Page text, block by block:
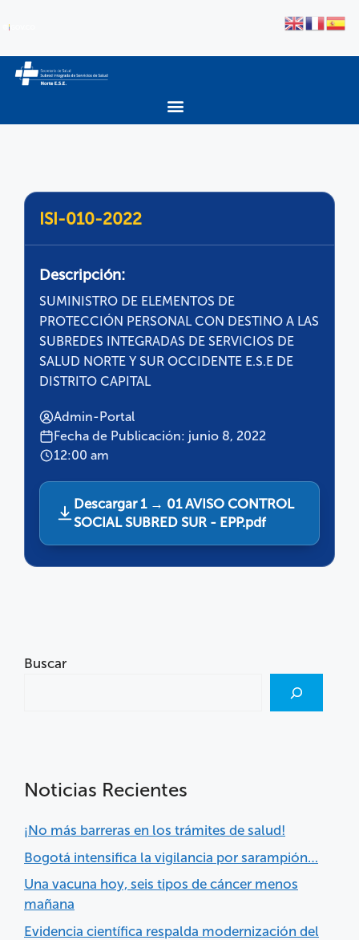
ISI-010-2022
Descripción:
SUMINISTRO DE ELEMENTOS DE
PROTECCIÓN PERSONAL CON DESTINO A LAS
SUBREDES INTEGRADAS DE SERVICIOS DE
SALUD NORTE Y SUR OCCIDENTE E.S.E DE
DISTRITO CAPITAL
Admin-Portal
Fecha de Publicación: junio 8, 2022
12:00 am
Descargar 1 → 01 AVISO CONTROL
SOCIAL SUBRED SUR - EPP.pdf
Buscar
Noticias Recientes
¡No más barreras en los trámites de salud!
Bogotá intensifica la vigilancia por sarampión…
Una vacuna hoy, seis tipos de cáncer menos
mañana
Evidencia científica respalda modernización del